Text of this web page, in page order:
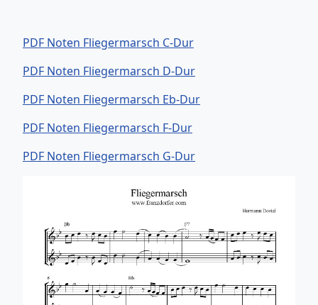
PDF Noten Fliegermarsch C-Dur
PDF Noten Fliegermarsch D-Dur
PDF Noten Fliegermarsch Eb-Dur
PDF Noten Fliegermarsch F-Dur
PDF Noten Fliegermarsch G-Dur